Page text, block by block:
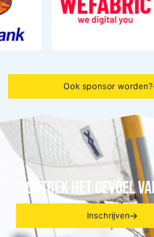
Ook sponsor worden?
ONTDEK HET GEVOEL
Inschrijven